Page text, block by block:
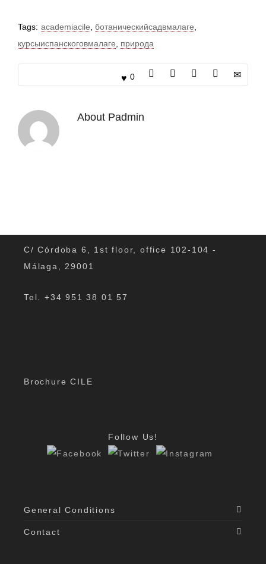
Tags: academiacile, ботаническийсадвмалаге,
курсыиспанскоговмалаге, природа
0
About Padmin
C/ Córdoba 6, 1st floor, office 102-104 -
Málaga, 29001
Tel. +34 951 38 01 57
Brochure CILE
Follow Us!
General Conditions
Contact